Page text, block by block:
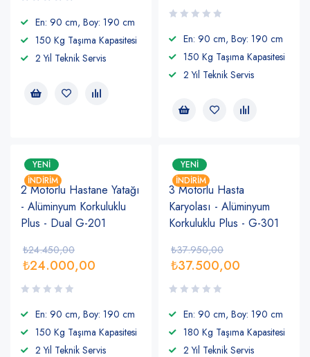
En: 90 cm, Boy: 190 cm
150 Kg Taşıma Kapasitesi
2 Yıl Teknik Servis
En: 90 cm, Boy: 190 cm
150 Kg Taşıma Kapasitesi
2 Yıl Teknik Servis
YENI
İNDIRIM
2 Motorlu Hastane Yatağı
- Alüminyum Korkuluklu
Plus - Dual G-201
₺24.450,00
₺24.000,00
En: 90 cm, Boy: 190 cm
150 Kg Taşıma Kapasitesi
2 Yıl Teknik Servis
YENI
İNDIRIM
3 Motorlu Hasta
Karyolası - Alüminyum
Korkuluklu Plus - G-301
₺37.950,00
₺37.500,00
En: 90 cm, Boy: 190 cm
180 Kg Taşıma Kapasitesi
2 Yıl Teknik Servis